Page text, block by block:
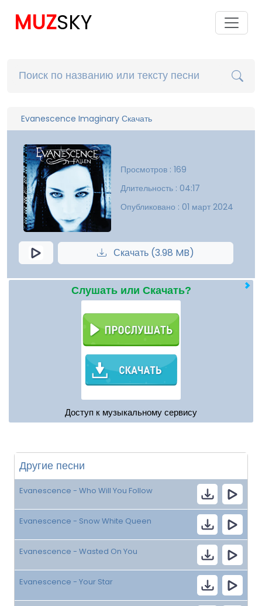
MUZSKY
Evanescence Imaginary Скачать
Просмотров : 169
Длительность : 04:17
Опубликовано : 01 март 2024
Скачать (3.98 MB)
Слушать или Скачать?
Доступ к музыкальному сервису
Другие песни
Evanescence - Who Will You Follow
Evanescence - Snow White Queen
Evanescence - Wasted On You
Evanescence - Your Star